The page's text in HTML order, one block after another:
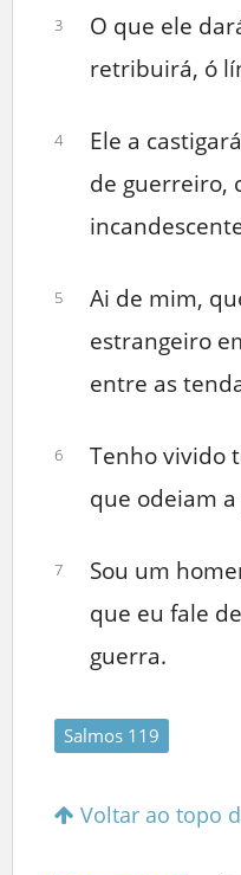
3
O que ele
retribuirá, ó
4
Ele a
de guerreiro,
5
Ai de mim,
estrangeiro
entre as
6
Tenho vivido
que odeiam a
7
Sou um
que eu fale
guerra.
Salmos 119
Voltar ao topo